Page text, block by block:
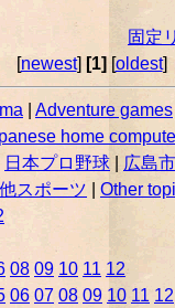
固定
[newest] [1] [oldest]
Adventure games
home
日本プロ野球
広島
スポーツ
Other
08 09 10 11 12
06 07 08 09 10 11 12